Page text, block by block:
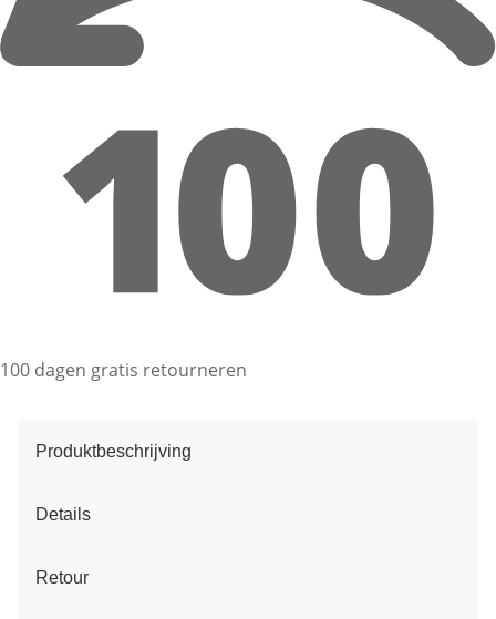
100 dagen gratis retourneren
Produktbeschrijving
Details
Retour